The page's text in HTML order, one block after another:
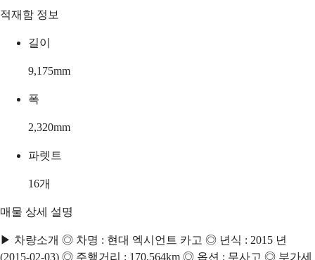
적재함 정보
길이
9,175mm
폭
2,320mm
파렛트
16개
매물 상세 설명
▶ 차량소개 ◎ 차명 : 현대 엑시언트 카고 ◎ 년식 : 2015 년
(2015-02-03) ◎ 주행거리 : 170,564km ◎ 옵션 : 무사고 ◎ 부가세